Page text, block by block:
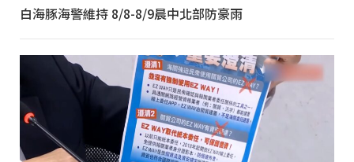
白海豚海警維持 8/8-8/9晨中北部防豪雨